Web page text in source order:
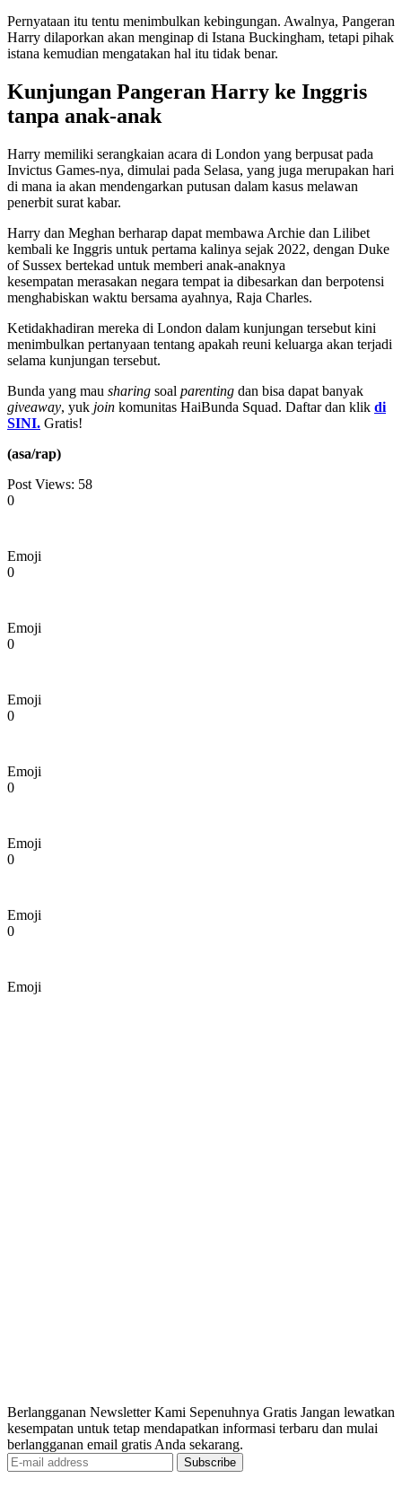
Pernyataan itu tentu menimbulkan kebingungan. Awalnya, Pangeran
Harry dilaporkan akan menginap di Istana Buckingham, tetapi pihak
istana kemudian mengatakan hal itu tidak benar.
Kunjungan Pangeran Harry ke Inggris
tanpa anak-anak
Harry memiliki serangkaian acara di London yang berpusat pada
Invictus Games-nya, dimulai pada Selasa, yang juga merupakan hari
di mana ia akan mendengarkan putusan dalam kasus melawan
penerbit surat kabar.
Harry dan Meghan berharap dapat membawa Archie dan Lilibet
kembali ke Inggris untuk pertama kalinya sejak 2022, dengan Duke
of Sussex bertekad untuk memberi anak-anaknya
kesempatan merasakan negara tempat ia dibesarkan dan berpotensi
menghabiskan waktu bersama ayahnya, Raja Charles.
Ketidakhadiran mereka di London dalam kunjungan tersebut kini
menimbulkan pertanyaan tentang apakah reuni keluarga akan terjadi
selama kunjungan tersebut.
Bunda yang mau sharing soal parenting dan bisa dapat banyak
giveaway, yuk join komunitas HaiBunda Squad. Daftar dan klik di
SINI. Gratis!
(asa/rap)
Post Views: 58
0
Emoji
0
Emoji
0
Emoji
0
Emoji
0
Emoji
0
Emoji
0
Emoji
Berlangganan Newsletter Kami Sepenuhnya Gratis Jangan lewatkan
kesempatan untuk tetap mendapatkan informasi terbaru dan mulai
berlangganan email gratis Anda sekarang.
Subscribe